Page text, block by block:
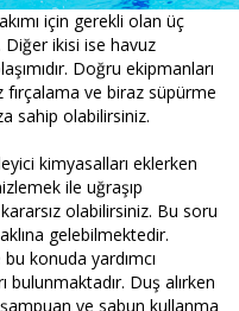
için gerekli olan üç
ikisi ise havuz
Doğru ekipmanları
fırçalama ve biraz süpürme
sahip olabilirsiniz.
kimyasalları eklerken
ile uğraşıp
olabilirsiniz. Bu soru
gelebilmektedir.
konuda yardımcı
bulunmaktadır. Duş alırken
ve sabun kullanma